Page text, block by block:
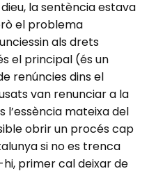
la sentència estava
el problema
als drets
el principal (és un
renúncies dins el
van renunciar a la
l’essència mateixa del
obrir un procés cap
si no es trenca
primer cal deixar de